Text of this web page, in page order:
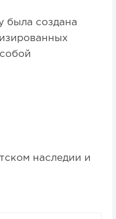
была создана
наследии и